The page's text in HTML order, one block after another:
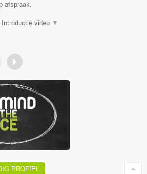
afspraak.
Introductie video ▼
PROFIEL